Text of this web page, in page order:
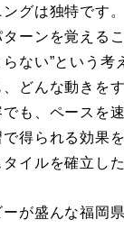
ングは独特です
ーンを覚える
ない”という
どんな動きを
も、ペースを
得られる効果
イルを確立した
が盛んな福岡